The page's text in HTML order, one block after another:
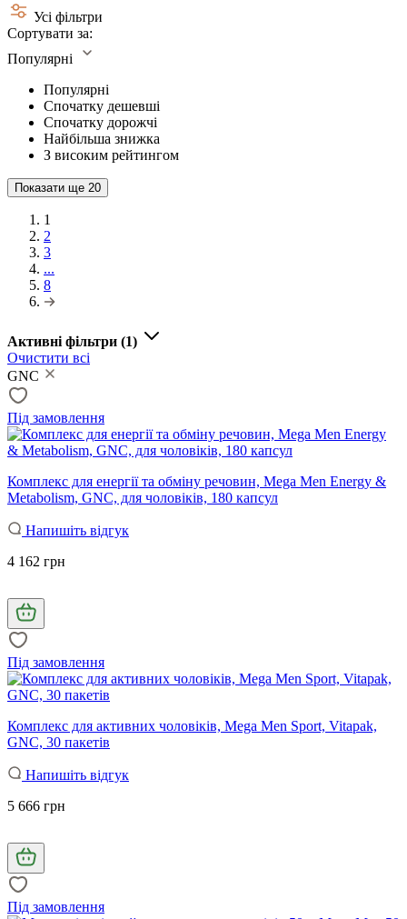
Усі фільтри
Сортувати за:
Популярні
Популярні
Спочатку дешевші
Спочатку дорожчі
Найбільша знижка
З високим рейтингом
Показати ще 20
1
2
3
...
8
Активні фільтри (1)
Очистити всі
GNC
Під замовлення
Комплекс для енергії та обміну речовин, Mega Men Energy &
Metabolism, GNC, для чоловіків, 180 капсул
Напишіть відгук
4 162 грн
Під замовлення
Комплекс для активних чоловіків, Mega Men Sport, Vitapak,
GNC, 30 пакетів
Напишіть відгук
5 666 грн
Під замовлення